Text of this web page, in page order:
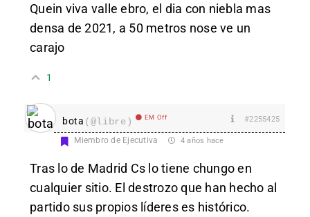
Quein viva valle ebro, el dia con niebla mas
densa de 2021, a 50 metros nose ve un
carajo
1
bota (@libre) EM Off #2255425
Miembro de Ejecutiva 4 años hace
Tras lo de Madrid Cs lo tiene chungo en
cualquier sitio. El destrozo que han hecho al
partido sus propios líderes es histórico.